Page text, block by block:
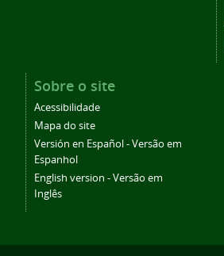
Sobre o site
Acessibilidade
Mapa do site
Versión en Español - Versão em
Espanhol
English version - Versão em
Inglês